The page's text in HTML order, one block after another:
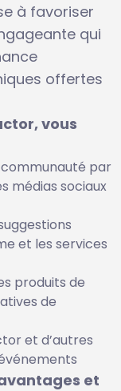
à favoriser
qui
offertes
vous
communauté par
médias sociaux
et les services
produits de
de
et d’autres
et